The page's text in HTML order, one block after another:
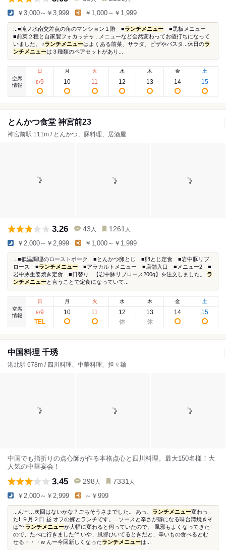
￥3,000～￥3,999 ￥1,000～￥1,999
...■滝ノ水南交差点の角のマンション１階 ■ランチメニュー ■黒板メニュー
■前菜２種と自家製フォカッチャ...メニューなど全然変わってお値打ちになって
いました。 rランチメニューはよくある前菜、サラダ、ピザやパスタ...休日のラ
ンチメニューは３種類のペアセットがあり...
空席
情報
日
8/9
月
10
火
11
水
12
木
13
金
14
土
15
とんかつ食堂 神宮前23
神宮前駅 111m / とんかつ、豚料理、居酒屋
3.26 43 人 1261 人
￥2,000～￥2,999 ￥1,000～￥1,999
...■低温調理のローストポーク ■とんかつ卵とじ ■卵とじ定食 ■岩中豚リブ
ロース ■ランチメニュー ■アラカルトメニュー ■店舗入口 ■メニュー2 ■
岩中豚生姜焼き定食 ■日替り...【岩中豚リブロース200g】を注文しました。 ラ
ンチメニューと言うことで定食になっていて...
空席
情報
日
8/9
月
10
火
11
水
12
木
13
金
14
土
15
中国料理 千琇
港北駅 678m / 四川料理、中華料理、担々麺
中国でも指折りの点心師が作る本格点心と四川料理。最大150名様！大
人気の中華宴会！
3.45 298 人 7331 人
￥2,000～￥2,999 ～￥999
...ん〰️…次回はないかな？ごちそうさまでした。 あっ、 ランチメニュー変わっ
た❗️ ９月２日 昼 オフの嫁とランチです。...ソースと辛さが癖になる味台湾焼きそ
ば^^ ランチメニューが大幅に変わると伺っていたので、 風邪もよくなってきた
ので、たべに行きました^^ いや、風邪ひいてるときだと、辛いもの食べるとむ
せる・・・w んー今回新しくなったランチメニューは...